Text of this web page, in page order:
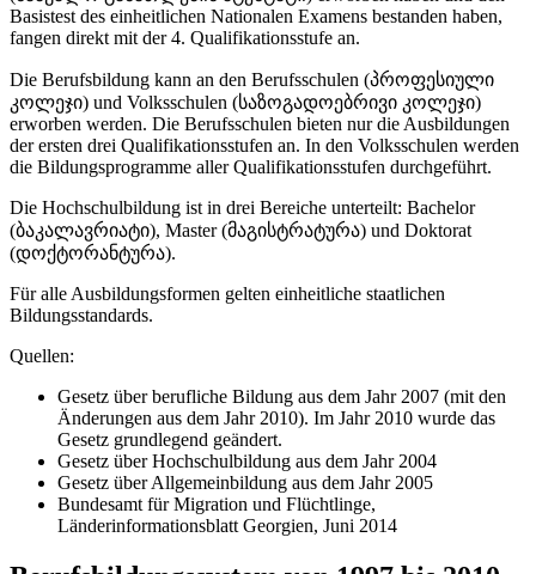
Basistest des einheitlichen Nationalen Examens bestanden haben,
fangen direkt mit der 4. Qualifikationsstufe an.
Die Berufsbildung kann an den Berufsschulen (პროფესიული
კოლეჯი) und Volksschulen (საზოგადოებრივი კოლეჯი)
erworben werden. Die Berufsschulen bieten nur die Ausbildungen
der ersten drei Qualifikationsstufen an. In den Volksschulen werden
die Bildungsprogramme aller Qualifikationsstufen durchgeführt.
Die Hochschulbildung ist in drei Bereiche unterteilt: Bachelor
(ბაკალავრიატი), Master (მაგისტრატურა) und Doktorat
(დოქტორანტურა).
Für alle Ausbildungsformen gelten einheitliche staatlichen
Bildungsstandards.
Quellen:
Gesetz über berufliche Bildung aus dem Jahr 2007 (mit den
Änderungen aus dem Jahr 2010). Im Jahr 2010 wurde das
Gesetz grundlegend geändert.
Gesetz über Hochschulbildung aus dem Jahr 2004
Gesetz über Allgemeinbildung aus dem Jahr 2005
Bundesamt für Migration und Flüchtlinge,
Länderinformationsblatt Georgien, Juni 2014